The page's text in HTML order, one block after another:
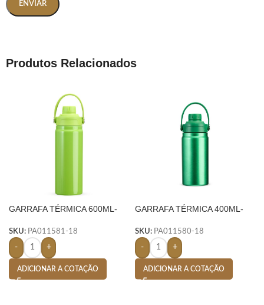
Produtos Relacionados
GARRAFA TÉRMICA 600ML-
SKU: PA011581-18
- +
ADICIONAR A COTAÇÃO
GARRAFA TÉRMICA 400ML-
SKU: PA011580-18
- +
ADICIONAR A COTAÇÃO